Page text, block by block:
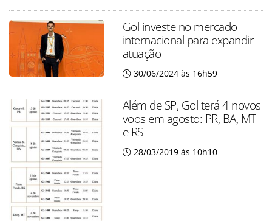
Gol investe no mercado
internacional para expandir
atuação
30/06/2024 às 16h59
Além de SP, Gol terá 4 novos
voos em agosto: PR, BA, MT
e RS
28/03/2019 às 10h10